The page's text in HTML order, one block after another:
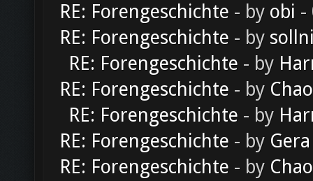
RE: Forengeschichte - by obi -
RE: Forengeschichte - by
RE: Forengeschichte - by
RE: Forengeschichte - by
RE: Forengeschichte - by
RE: Forengeschichte - by Gera
RE: Forengeschichte - by